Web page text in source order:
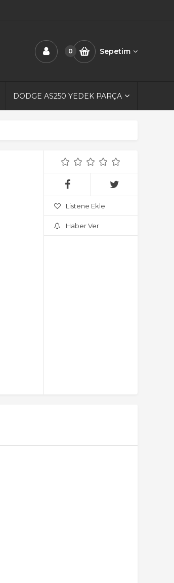
0 Sepetim
DODGE AS250 YEDEK PARÇA
Listene Ekle
Haber Ver